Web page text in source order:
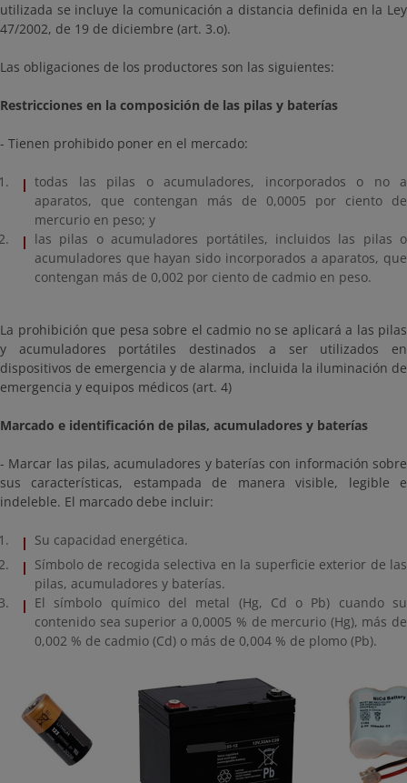
utilizada se incluye la comunicación a distancia definida en la Ley
47/2002, de 19 de diciembre (art. 3.o).
Las obligaciones de los productores son las siguientes:
Restricciones en la composición de las pilas y baterías
- Tienen prohibido poner en el mercado:
todas las pilas o acumuladores, incorporados o no a
aparatos, que contengan más de 0,0005 por ciento de
mercurio en peso; y
las pilas o acumuladores portátiles, incluidos las pilas o
acumuladores que hayan sido incorporados a aparatos, que
contengan más de 0,002 por ciento de cadmio en peso.
La prohibición que pesa sobre el cadmio no se aplicará a las pilas
y acumuladores portátiles destinados a ser utilizados en
dispositivos de emergencia y de alarma, incluida la iluminación de
emergencia y equipos médicos (art. 4)
Marcado e identificación de pilas, acumuladores y baterías
- Marcar las pilas, acumuladores y baterías con información sobre
sus características, estampada de manera visible, legible e
indeleble. El marcado debe incluir:
Su capacidad energética.
Símbolo de recogida selectiva en la superficie exterior de las
pilas, acumuladores y baterías.
El símbolo químico del metal (Hg, Cd o Pb) cuando su
contenido sea superior a 0,0005 % de mercurio (Hg), más de
0,002 % de cadmio (Cd) o más de 0,004 % de plomo (Pb).